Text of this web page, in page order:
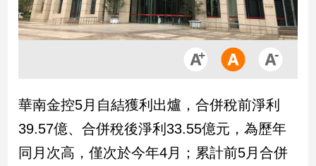
觀
點
政
治
焦
點
品
華南金控5月自結獲利出爐，合併稅前淨利
39.57億、合併稅後淨利33.55億元，為歷年
同月次高，僅次於今年4月；累計前5月合併